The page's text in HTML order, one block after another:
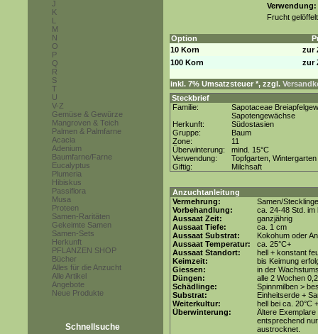
J
K
L
M
N
O
P
Q
R
S
T
U
V-Z
Gemüse & Gewürze
Mangroven & Teich
Palmen & Palmfarne
Acacia
Adenium
Baumfarne/Farne
Eucalyptus
Plumeria
Hibiskus
Passiflora
Musa
Proteen
Samen-Raritäten
Gekeimte Samen
Samen-Sets
Herkunft
PFLANZEN SHOP
Bücher
Alles für die Anzucht
Alle Artikel
Angebote
Neue Produkte
Schnellsuche
Verwendung:
Frucht
Option
10 Korn
zur
100 Korn
zur
inkl. 7% Umsatzsteuer *, zzgl.
Steckbrief
Familie:
Sapotaceae
Sapotengewächse
Herkunft:
Südostasien
Gruppe:
Baum
Zone:
11
Überwinterung:
mind. 15°C
Verwendung:
Topfgarten, Wintergarten
Giftig:
Milchsaft
Anzuchtanleitung
Vermehrung:
Samen/Stecklinge
Vorbehandlung:
ca. 24-48 Std. im
Aussaat Zeit:
ganzjährig
Aussaat Tiefe:
ca. 1 cm
Aussaat Substrat:
Kokohum oder
Aussaat Temperatur:
ca. 25°C+
Aussaat Standort:
hell + konstant
Keimzeit:
bis Keimung
Giessen:
in der
Düngen:
alle 2 Wochen
Schädlinge:
Spinnmilben >
Substrat:
Einheitserde +
Weiterkultur:
hell bei ca. 20°C
Überwinterung:
Ältere
entsprechend
austrocknet.